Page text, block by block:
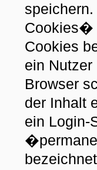
Cookies�
Cookies
ein
Browser
der Inhalt
ein Login-